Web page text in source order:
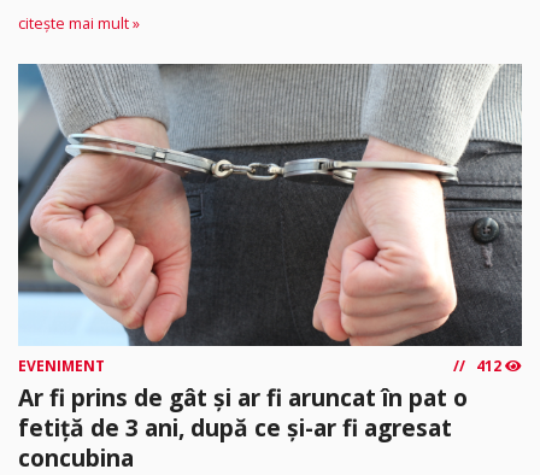
citește mai mult »
EVENIMENT 412
Ar fi prins de gât și ar fi aruncat în pat o
fetiță de 3 ani, după ce și-ar fi agresat
concubina